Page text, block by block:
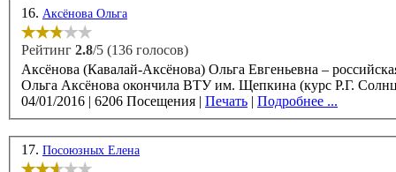
16. Аксёнова Ольга
Рейтинг 2.8/5 (136 голосов)
Аксёнова (Кавалай-Аксёнова) Ольга Евгеньевна – российская
04/01/2016 | 6206 Посещения | Печать | Подробнее ...
17. Посоюзных Елена